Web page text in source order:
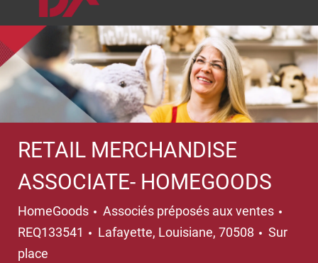
RETAIL MERCHANDISE
ASSOCIATE- HOMEGOODS
HomeGoods Catégorie
Associés préposés aux ventes
REQ133541
Emplacement
Lafayette, Louisiane, 70508
Sur
place